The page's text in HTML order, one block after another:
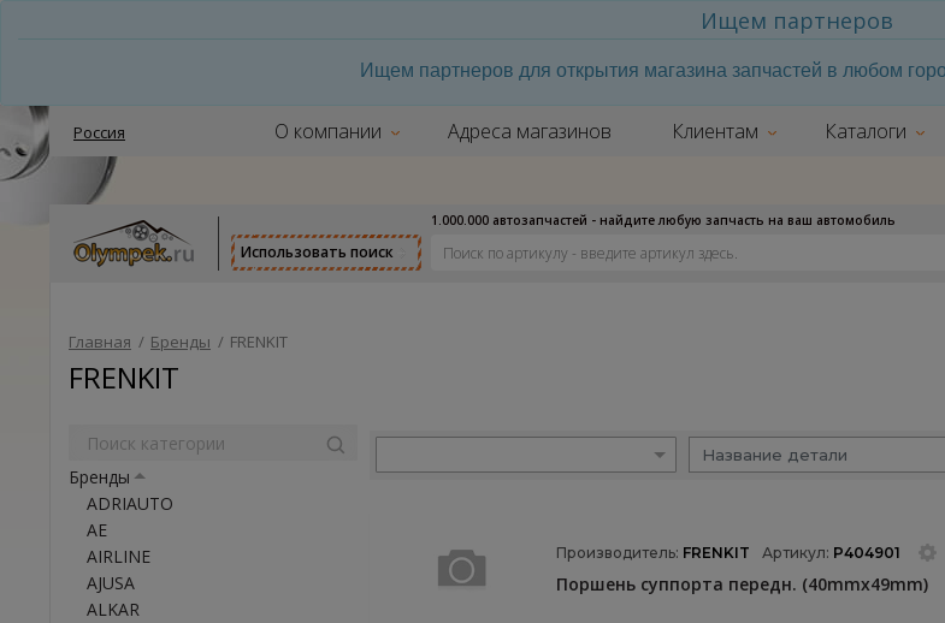
Ищем партнеров
Ищем партнеров для открытия магазина запчастей в любом
Россия О компании Адреса магазинов Клиентам Каталоги
Использовать поиск
1.000.000 автозапчастей - найдите любую запчасть на ваш автомобиль
Главная / Бренды / FRENKIT
FRENKIT
Бренды
ADRIAUTO
AE
AIRLINE
AJUSA
ALKAR
Производитель: FRENKIT Артикул: P404901
Поршень суппорта передн. (40mmx49mm)